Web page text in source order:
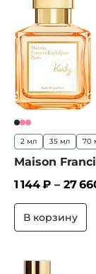
2 мл 35 мл 70
Maison
1 144₽ – 27
В корзину